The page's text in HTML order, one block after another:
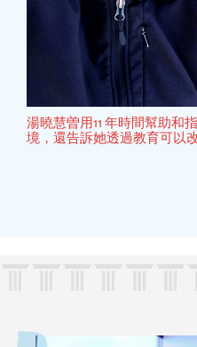
湯曉慧曽用11 年時間幫助和
境，還告訴她透過教育可以